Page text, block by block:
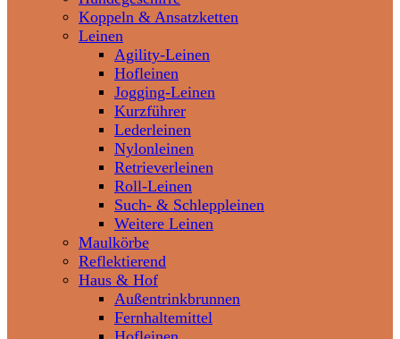
Koppeln & Ansatzketten
Leinen
Agility-Leinen
Hofleinen
Jogging-Leinen
Kurzführer
Lederleinen
Nylonleinen
Retrieverleinen
Roll-Leinen
Such- & Schleppleinen
Weitere Leinen
Maulkörbe
Reflektierend
Haus & Hof
Außentrinkbrunnen
Fernhaltemittel